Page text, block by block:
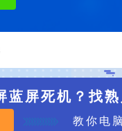
蓝屏死机？找
教你电